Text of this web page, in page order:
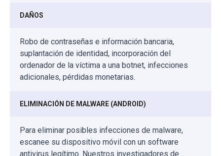
DAÑOS
Robo de contraseñas e información bancaria,
suplantación de identidad, incorporación del
ordenador de la víctima a una botnet, infecciones
adicionales, pérdidas monetarias.
ELIMINACIÓN DE MALWARE (ANDROID)
Para eliminar posibles infecciones de malware,
escanee su dispositivo móvil con un software
antivirus legítimo. Nuestros investigadores de